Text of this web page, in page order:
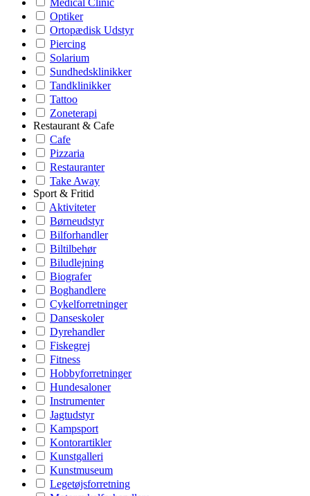
Medical Clinic
Optiker
Ortopædisk Udstyr
Piercing
Solarium
Sundhedsklinikker
Tandklinikker
Tattoo
Zoneterapi
Restaurant & Cafe
Cafe
Pizzaria
Restauranter
Take Away
Sport & Fritid
Aktiviteter
Børneudstyr
Bilforhandler
Biltilbehør
Biludlejning
Biografer
Boghandlere
Cykelforretninger
Danseskoler
Dyrehandler
Fiskegrej
Fitness
Hobbyforretninger
Hundesaloner
Instrumenter
Jagtudstyr
Kampsport
Kontorartikler
Kunstgalleri
Kunstmuseum
Legetøjsforretning